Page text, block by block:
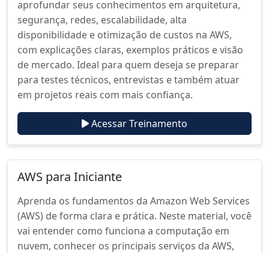
aprofundar seus conhecimentos em arquitetura,
segurança, redes, escalabilidade, alta
disponibilidade e otimização de custos na AWS,
com explicações claras, exemplos práticos e visão
de mercado. Ideal para quem deseja se preparar
para testes técnicos, entrevistas e também atuar
em projetos reais com mais confiança.
Acessar Treinamento
AWS para Iniciante
Aprenda os fundamentos da Amazon Web Services
(AWS) de forma clara e prática. Neste material, você
vai entender como funciona a computação em
nuvem, conhecer os principais serviços da AWS,